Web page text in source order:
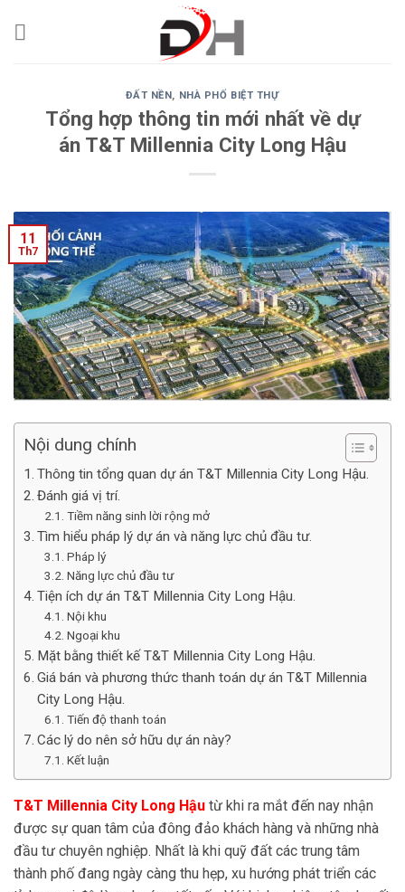
ĐẤT NỀN, NHÀ PHỐ BIỆT THỰ
Tổng hợp thông tin mới nhất về dự
án T&T Millennia City Long Hậu
11
Th7
Nội dung chính
Thông tin tổng quan dự án T&T Millennia City Long Hậu.
Đánh giá vị trí.
Tiềm năng sinh lời rộng mở
Tìm hiểu pháp lý dự án và năng lực chủ đầu tư.
Pháp lý
Năng lực chủ đầu tư
Tiện ích dự án T&T Millennia City Long Hậu.
Nội khu
Ngoại khu
Mặt bằng thiết kế T&T Millennia City Long Hậu.
Giá bán và phương thức thanh toán dự án T&T Millennia
City Long Hậu.
Tiến độ thanh toán
Các lý do nên sở hữu dự án này?
Kết luận
T&T Millennia City Long Hậu từ khi ra mắt đến nay nhận
được sự quan tâm của đông đảo khách hàng và những nhà
đầu tư chuyên nghiệp. Nhất là khi quỹ đất các trung tâm
thành phố đang ngày càng thu hẹp, xu hướng phát triển các